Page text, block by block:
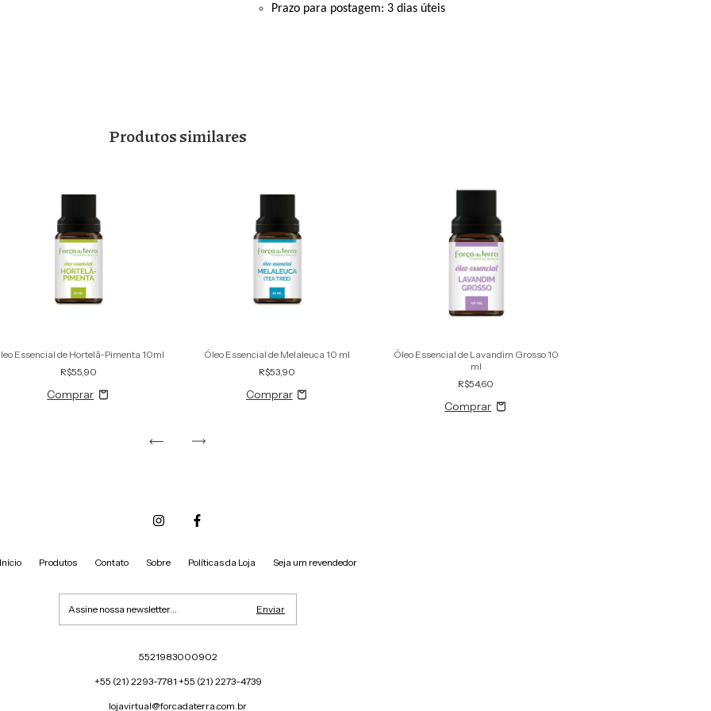
Prazo para postagem: 3 dias úteis
Produtos similares
Essencial de Hortelã-Pimenta 10ml
R$55,90
Óleo Essencial de Melaleuca 10 ml
R$53,90
Óleo Essencial de Lavandim Grosso 10
ml
R$54,60
Início Produtos Contato Sobre Políticas da Loja Seja um revendedor
5521983000902
+55 (21) 2293-7781 +55 (21) 2273-4739
lojavirtual@forcadaterra.com.br